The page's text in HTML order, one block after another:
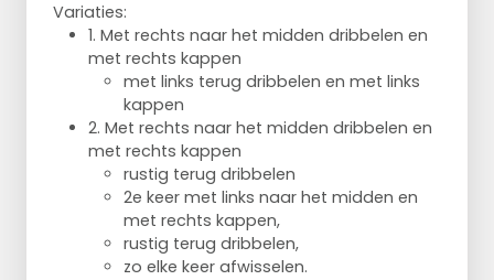
Variaties:
1. Met rechts naar het midden dribbelen en
met rechts kappen
met links terug dribbelen en met links
kappen
2. Met rechts naar het midden dribbelen en
met rechts kappen
rustig terug dribbelen
2e keer met links naar het midden en
met rechts kappen,
rustig terug dribbelen,
zo elke keer afwisselen.